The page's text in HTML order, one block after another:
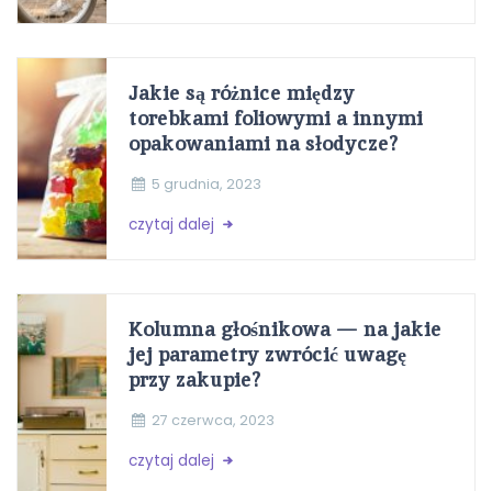
Jakie są różnice między
torebkami foliowymi a innymi
opakowaniami na słodycze?
5 grudnia, 2023
czytaj dalej
Kolumna głośnikowa — na jakie
jej parametry zwrócić uwagę
przy zakupie?
27 czerwca, 2023
czytaj dalej